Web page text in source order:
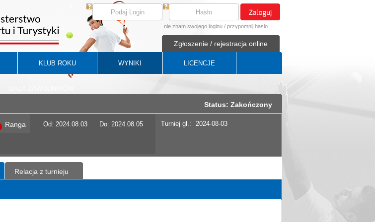
nie znam swojego loginu / przypomnij hasło
Zgłoszenie / rejestracja online
KLUB ROKU WYNIKI LICENCJE
Status: Zakończony
Ranga Od: 2024.08.03 Do: 2024.08.05 Turniej gł.: 2024-08-03
Relacja z turnieju